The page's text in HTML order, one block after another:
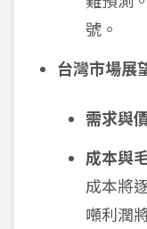
號。
台灣市場展
需求與
成本與
成本將
噸利潤